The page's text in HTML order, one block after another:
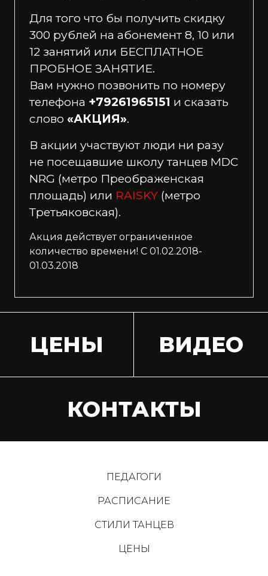
Для того что бы получить скидку
300 рублей на абонемент 8, 10 или
12 занятий или БЕСПЛАТНОЕ
ПРОБНОЕ ЗАНЯТИЕ.
Вам нужно позвонить по номеру
телефона +79261965151 и сказать
слово «АКЦИЯ».
В акции участвуют люди ни разу
не посещавшие школу танцев MDC
NRG (метро Преображенская
площадь) или RAISKY (метро
Третьяковская).
Акция действует ограниченное
количество времени! С 01.02.2018-
01.03.2018
ЦЕНЫ ВИДЕО
КОНТАКТЫ
ПЕДАГОГИ
РАСПИСАНИЕ
СТИЛИ ТАНЦЕВ
ЦЕНЫ